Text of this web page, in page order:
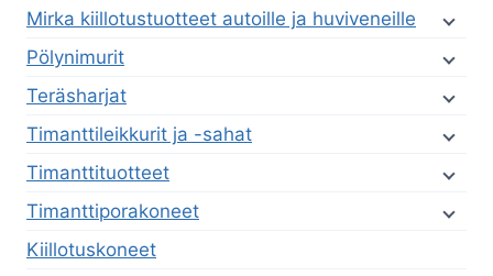
Mirka kiillotustuotteet autoille ja huviveneille
Pölynimurit
Teräsharjat
Timanttileikkurit ja -sahat
Timanttituotteet
Timanttiporakoneet
Kiillotuskoneet